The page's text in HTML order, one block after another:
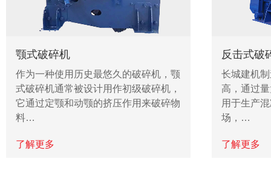
颚式破碎机
作为一种使用历史最悠久的破碎机，颚
式破碎机通常被设计用作初级破碎机，
它通过定颚和动颚的挤压作用来破碎物
料…
了解更多
反击式破
长城建机
高，通过
用于生产
场，…
了解更多